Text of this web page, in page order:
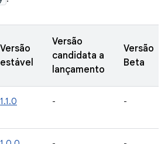
Versão
estável
Versão
candidata a
lançamento
Versão
Beta
1.1.0 - -